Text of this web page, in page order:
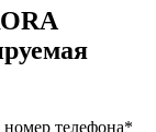
телефона*